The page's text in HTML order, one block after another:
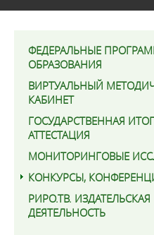
ФЕДЕРАЛЬНЫЕ
ОБРАЗОВАНИЯ
ВИРТУАЛЬНЫЙ
КАБИНЕТ
ГОСУДАРСТВЕННАЯ
АТТЕСТАЦИЯ
МОНИТОРИНГОВЫЕ
КОНКУРСЫ,
РИРО.ТВ. ИЗДАТЕЛЬСКАЯ
ДЕЯТЕЛЬНОСТЬ